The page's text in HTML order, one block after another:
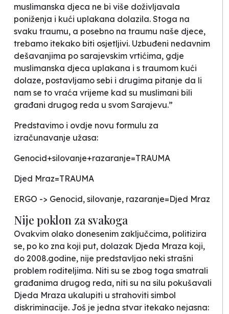
muslimanska djeca ne bi više doživljavala
poniženja i kući uplakana dolazila. Stoga na
svaku traumu, a posebno na traumu naše djece,
trebamo itekako biti osjetljivi. Uzbuđeni nedavnim
dešavanjima po sarajevskim vrtićima, gdje
muslimanska djeca uplakana i s traumom kući
dolaze, postavljamo sebi i drugima pitanje da li
nam se to vraća vrijeme kad su muslimani bili
građani drugog reda u svom Sarajevu.”
Predstavimo i ovdje novu formulu za
izračunavanje užasa:
Genocid+silovanje+razaranje=TRAUMA
Djed Mraz=TRAUMA
ERGO -> Genocid, silovanje, razaranje=Djed Mraz
Nije poklon za svakoga
Ovakvim olako donesenim zaključcima, politizira
se, po ko zna koji put, dolazak Djeda Mraza koji,
do 2008.godine, nije predstavljao neki strašni
problem roditeljima. Niti su se zbog toga smatrali
građanima drugog reda, niti su na silu pokušavali
Djeda Mraza ukalupiti u strahoviti simbol
diskriminacije. Još je jedna stvar itekako nejasna: